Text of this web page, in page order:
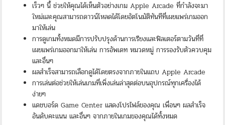
เร็วๆ นี้ ช่วยให้คุณได้เห็นตัวอย่างเกม Apple Arcade ที่กำลังจะมา
ใหม่และคุณสามารถดาวน์โหลดได้โดยอัตโนมัติทันทีที่เผยแพร่เกมออก
มาให้เล่น
การดูเกมทั้งหมดมีการปรับปรุงด้านการเรียงและฟิลเตอร์ตามวันที่ที่
เผยแพร่เกมออกมาให้เล่น การอัพเดท หมวดหมู่ การรองรับตัวควบคุม
และอื่นๆ
ผลสำเร็จสามารถเลือกดูได้โดยตรงจากภายในแถบ Apple Arcade
การเล่นต่อช่วยให้เล่นเกมที่เพิ่งเล่นล่าสุดต่อบนอุปกรณ์ทุกเครื่องได้
ง่ายๆ
แดชบอร์ด Game Center แสดงโปรไฟล์ของคุณ เพื่อนๆ ผลสำเร็จ
อันดับคะแนน และอื่นๆ จากภายในเกมของคุณได้ทั้งหมด